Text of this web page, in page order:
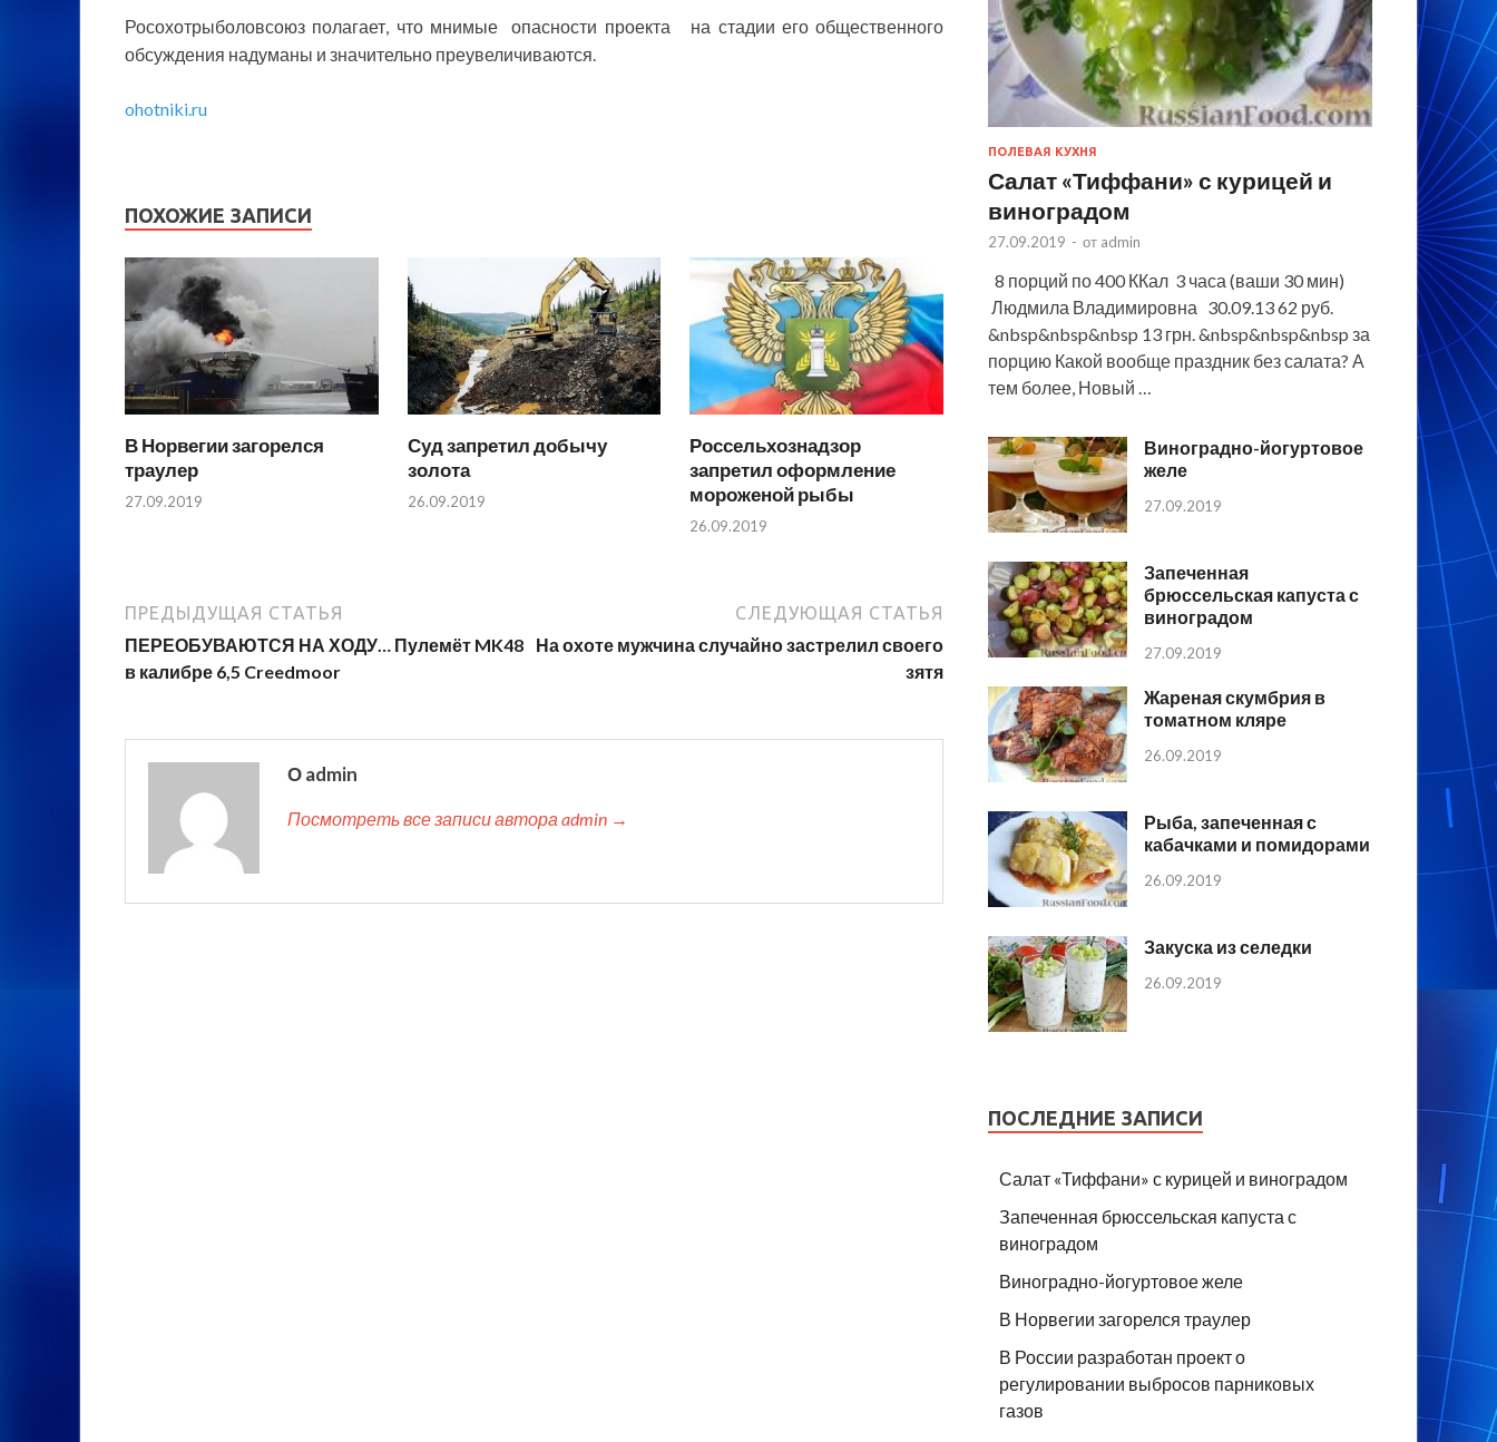
Росохотрыболовсоюз полагает, что мнимые опасности проекта на стадии его общественного
обсуждения надуманы и значительно преувеличиваются.
ohotniki.ru
ПОХОЖИЕ ЗАПИСИ
В Норвегии загорелся
траулер
27.09.2019
Суд запретил добычу
золота
26.09.2019
Россельхознадзор
запретил оформление
мороженой рыбы
26.09.2019
ПРЕДЫДУЩАЯ СТАТЬЯ
ПЕРЕОБУВАЮТСЯ НА ХОДУ… Пулемёт MK48
в калибре 6,5 Creedmoor
СЛЕДУЮЩАЯ СТАТЬЯ
На охоте мужчина случайно застрелил своего
зятя
О admin
Посмотреть все записи автора admin →
ПОЛЕВАЯ КУХНЯ
Салат «Тиффани» с курицей и
виноградом
27.09.2019 - от admin
8 порций по 400 ККал 3 часа (ваши 30 мин)
Людмила Владимировна 30.09.13 62 руб.
&nbsp&nbsp&nbsp 13 грн. &nbsp&nbsp&nbsp за
порцию Какой вообще праздник без салата? А
тем более, Новый …
Виноградно-йогуртовое
желе
27.09.2019
Запеченная
брюссельская капуста с
виноградом
27.09.2019
Жареная скумбрия в
томатном кляре
26.09.2019
Рыба, запеченная с
кабачками и помидорами
26.09.2019
Закуска из селедки
26.09.2019
ПОСЛЕДНИЕ ЗАПИСИ
Салат «Тиффани» с курицей и виноградом
Запеченная брюссельская капуста с
виноградом
Виноградно-йогуртовое желе
В Норвегии загорелся траулер
В России разработан проект о
регулировании выбросов парниковых
газов